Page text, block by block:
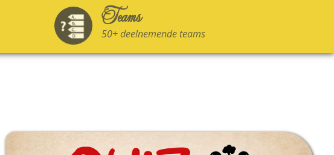
Teams
50+ deelnemende teams